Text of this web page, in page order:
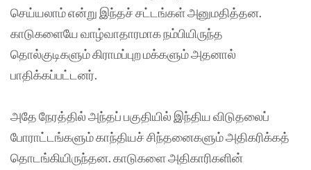
செய்யலாம் என்று இந்தச் சட்டங்கள் அனுமதித்தன.
காடுகளையே வாழ்வாதாரமாக நம்பியிருந்த
தொல்குடிகளும் கிராமப்புற மக்களும் அதனால்
பாதிக்கப்பட்டனர்.
அதே நேரத்தில் அந்தப் பகுதியில் இந்திய விடுதலைப்
போராட்டங்களும் காந்தியச் சிந்தனைகளும் அதிகரிக்கத்
தொடங்கியிருந்தன. காடுகளை அதிகாரிகளின்